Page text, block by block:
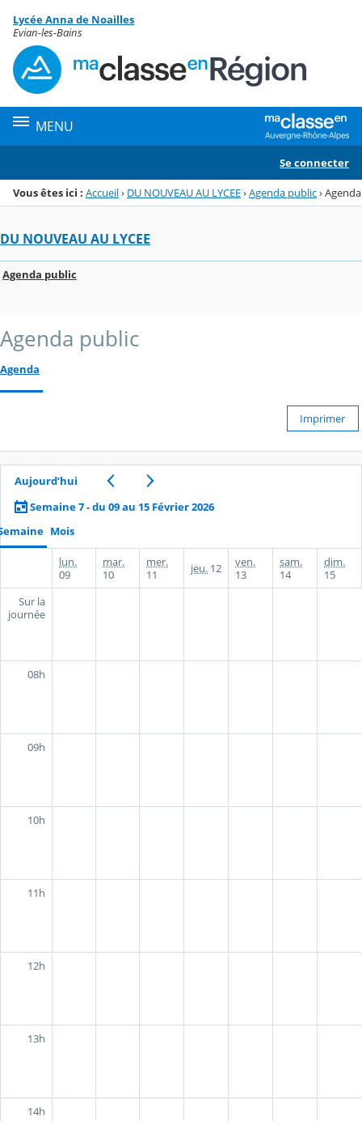
Menu de la rubrique
Contenu
Lycée Anna de Noailles
Evian-les-Bains
MENU
Se connecter
Vous êtes ici : Accueil› DU NOUVEAU AU LYCEE›Agenda public›Agenda
DU NOUVEAU AU LYCEE
Agenda public
Agenda public
Agenda
Imprimer
Aujourd’hui
Semaine 7 - du 09 au 15 Février 2026
Mois
lun.
09
mar.
10
mer.
11
jeu. 12
ven.
13
sam.
14
dim.
15
Sur la
journée
08h
09h
10h
11h
12h
13h
14h